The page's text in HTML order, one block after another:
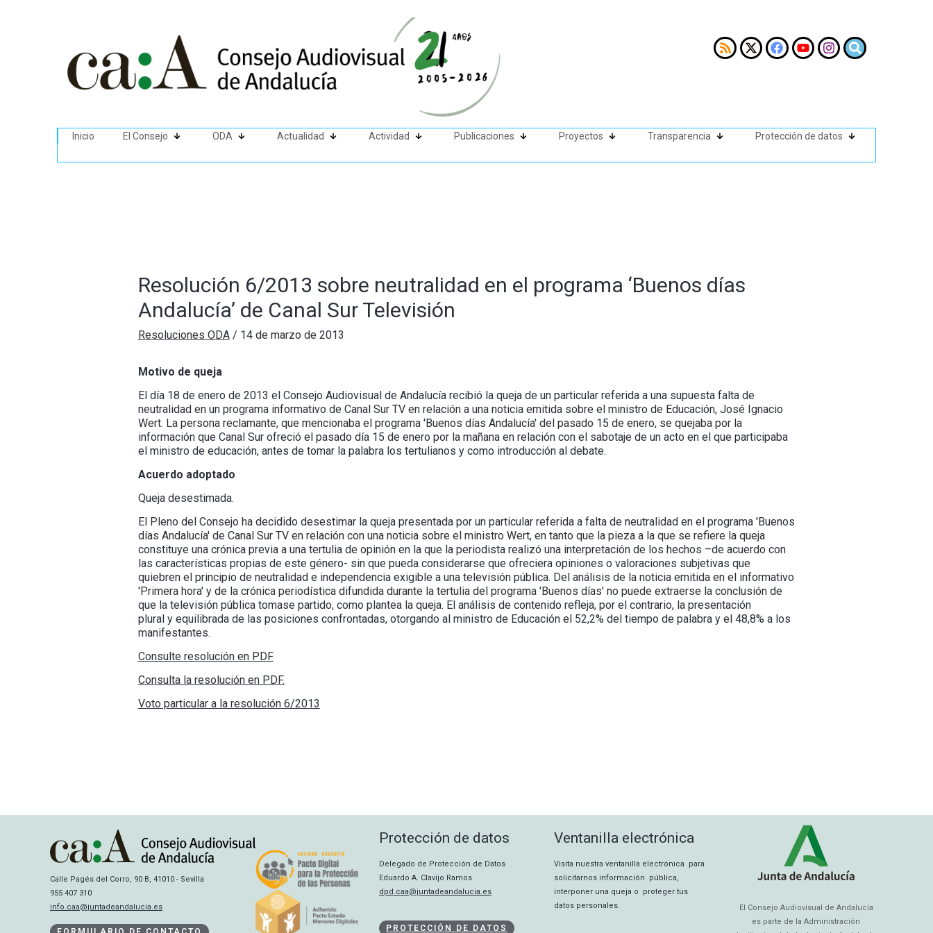
Inicio El Consejo ODA Actualidad Actividad Publicaciones Proyectos Transparencia Protección de datos
Resolución 6/2013 sobre neutralidad en el programa ‘Buenos días
Andalucía’ de Canal Sur Televisión
Resoluciones ODA/ 14 de marzo de 2013
Motivo de queja
El día 18 de enero de 2013 el Consejo Audiovisual de Andalucía recibió la queja de un particular referida a una supuesta falta de
neutralidad en un programa informativo de Canal Sur TV en relación a una noticia emitida sobre el ministro de Educación, José Ignacio
Wert. La persona reclamante, que mencionaba el programa 'Buenos días Andalucía' del pasado 15 de enero, se quejaba por la
información que Canal Sur ofreció el pasado día 15 de enero por la mañana en relación con el sabotaje de un acto en el que participaba
el ministro de educación, antes de tomar la palabra los tertulianos y como introducción al debate.
Acuerdo adoptado
Queja desestimada.
El Pleno del Consejo ha decidido desestimar la queja presentada por un particular referida a falta de neutralidad en el programa 'Buenos
días Andalucía' de Canal Sur TV en relación con una noticia sobre el ministro Wert, en tanto que la pieza a la que se refiere la queja
constituye una crónica previa a una tertulia de opinión en la que la periodista realizó una interpretación de los hechos –de acuerdo con
las características propias de este género- sin que pueda considerarse que ofreciera opiniones o valoraciones subjetivas que
quiebren el principio de neutralidad e independencia exigible a una televisión pública. Del análisis de la noticia emitida en el informativo
'Primera hora' y de la crónica periodística difundida durante la tertulia del programa 'Buenos días' no puede extraerse la conclusión de
que la televisión pública tomase partido, como plantea la queja. El análisis de contenido refleja, por el contrario, la presentación
plural y equilibrada de las posiciones confrontadas, otorgando al ministro de Educación el 52,2% del tiempo de palabra y el 48,8% a los
manifestantes.
Consulte resolución en PDF
Consulta la resolución en PDF.
Voto particular a la resolución 6/2013
Calle Pagés del Corro, 90 B, 41010 - Sevilla
955 407 310
info.caa@juntadeandalucia.es
Protección de datos
Delegado de Protección de Datos
Eduardo A. Clavijo Ramos
dpd.caa@juntadeandalucia.es
PROTECCIÓN DE DATOS
Ventanilla electrónica
Visita nuestra ventanilla electrónica para
solicitarnos información pública,
interponer una queja o proteger tus
datos personales.
El Consejo Audiovisual de Andalucía
es parte de la Administración